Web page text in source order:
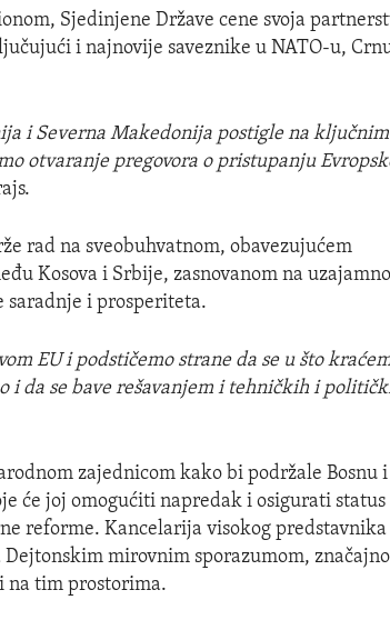
Sjedinjene Države cene svoja
i najnovije saveznike u NATO-u,
i Severna Makedonija postigle na ključnim
otvaranje pregovora o pristupanju
rad na sveobuhvatnom, obavezujućem
Kosova i Srbije, zasnovanom na
i prosperiteta.
EU i podstičemo strane da se u što
i da se bave rešavanjem i tehničkih i
zajednicom kako bi podržale Bosnu i
će joj omogućiti napredak i osigurati status
reforme. Kancelarija visokog predstavnika
Dejtonskim mirovnim sporazumom,
na tim prostorima.